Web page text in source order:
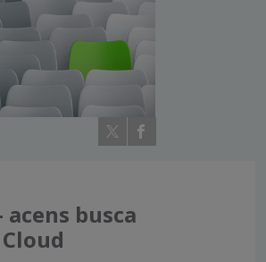
acens busca